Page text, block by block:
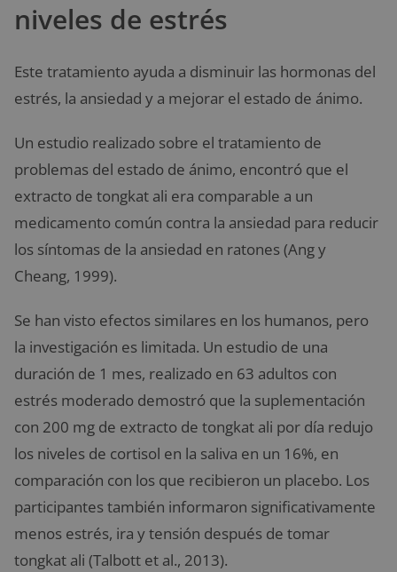
niveles de estrés
Este tratamiento ayuda a disminuir las hormonas del
estrés, la ansiedad y a mejorar el estado de ánimo.
Un estudio realizado sobre el tratamiento de
problemas del estado de ánimo, encontró que el
extracto de tongkat ali era comparable a un
medicamento común contra la ansiedad para reducir
los síntomas de la ansiedad en ratones (Ang y
Cheang, 1999).
Se han visto efectos similares en los humanos, pero
la investigación es limitada. Un estudio de una
duración de 1 mes, realizado en 63 adultos con
estrés moderado demostró que la suplementación
con 200 mg de extracto de tongkat ali por día redujo
los niveles de cortisol en la saliva en un 16%, en
comparación con los que recibieron un placebo. Los
participantes también informaron significativamente
menos estrés, ira y tensión después de tomar
tongkat ali (Talbott et al., 2013).